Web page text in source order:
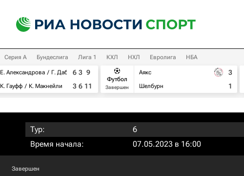
Серия А Бундеслига Лига 1 КХЛ НХЛ Евролига НБА
Е. Александрова
Г. Дабровски
К. Гауфф
К. Макнейли
6 3 9
3 6 11
Футбол
Завершен
Аякс
Шелбурн
3
1
Тур:
6
Время начала:
07.05.2023 в 16:00
Завершен